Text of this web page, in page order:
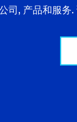
司, 产品和服务.